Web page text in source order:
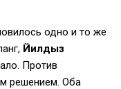
одно и то же
Йилдыз
Против
решением. Оба